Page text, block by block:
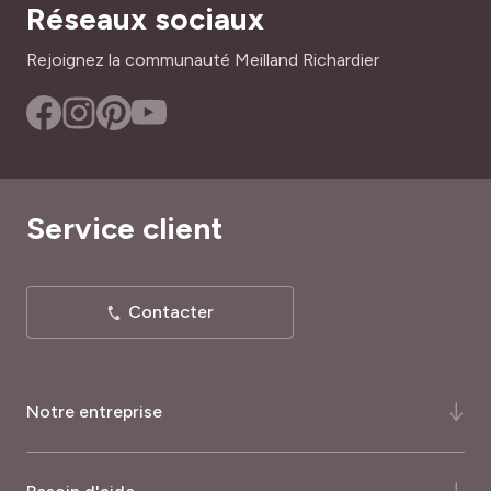
Réseaux sociaux
Rejoignez la communauté Meilland Richardier
Notre entreprise
Service client
Contacter